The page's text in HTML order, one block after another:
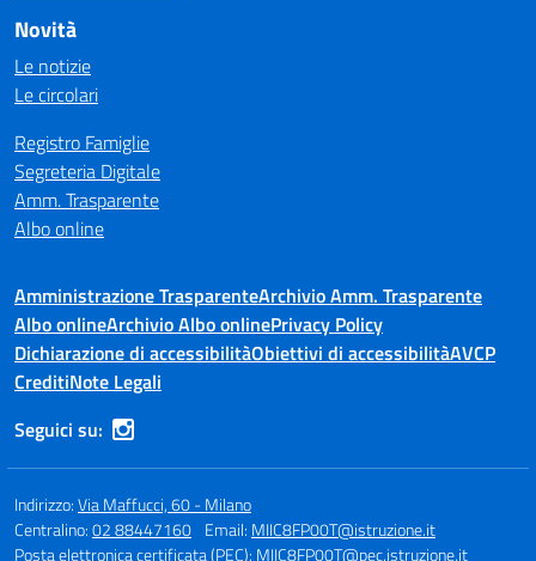
Novità
Le notizie
Le circolari
Registro Famiglie
Segreteria Digitale
Amm. Trasparente
Albo online
Amministrazione TrasparenteArchivio Amm. Trasparente
Albo onlineArchivio Albo onlinePrivacy Policy
Dichiarazione di accessibilitàObiettivi di accessibilitàAVCP
CreditiNote Legali
Seguici su:
Indirizzo:Via Maffucci, 60 - Milano
Centralino:02 88447160 Email: MIIC8FP00T@istruzione.it
Posta elettronica certificata (PEC): MIIC8FP00T@pec.istruzione.it